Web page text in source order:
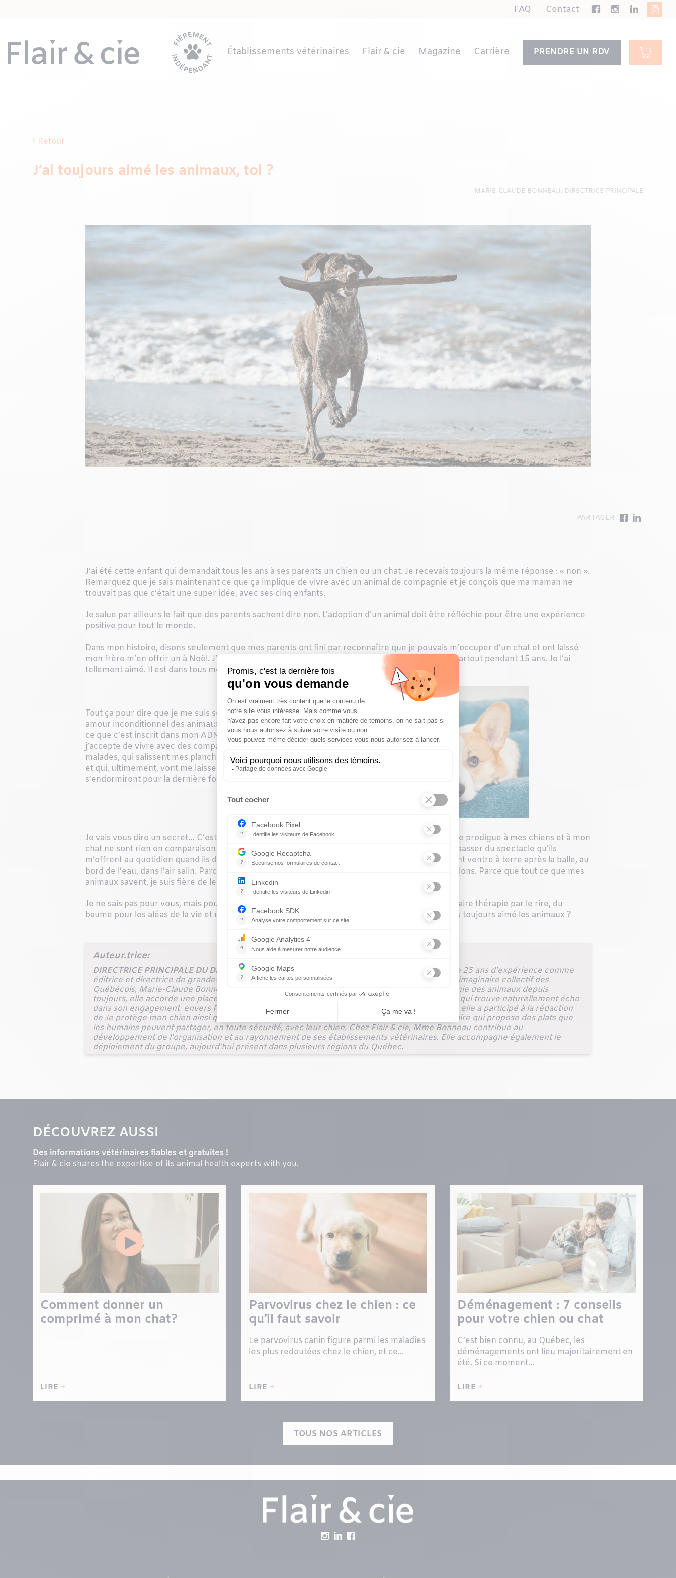
FAQ Contact
Établissements vétérinaires Flair & cie Magazine Carrière PRENDRE UN RDV
Retour
J’ai toujours aimé les animaux, toi ?
MARIE-CLAUDE BONNEAU, DIRECTRICE PRINCIPALE
J’ai été cette enfant qui demandait tous les ans à ses parents un chien ou un chat. Je recevais toujours la même réponse : « non ».
Remarquez que je sais maintenant ce que ça implique de vivre avec un animal de compagnie et je conçois que ma maman ne
trouvait pas que c’était une super idée, avec ses cinq enfants.
Je salue par ailleurs le fait que des parents sachent dire non. L’adoption d’un animal doit être réfléchie pour être une expérience
positive pour tout le monde.
Dans mon histoire, disons seulement que mes parents ont fini par reconnaître que je pouvais m’occuper d’un chat et ont laissé
mon frère m’en offrir un à Noël. J’avais 12 ans. Quelle belle aventure ç’a été! Ce chat m’a suivi partout pendant 15 ans. Je l’ai
tellement aimé. Il est dans tous mes souvenirs entre 12 et 27 ans, imaginez…
Tout ça pour dire que je me suis souvent demandé d’où me venait cet
amour inconditionnel des animaux… Est-ce que je l’ai toujours eu? Est-
ce que c’est inscrit dans mon ADN? Sinon, comment expliquer que
j’accepte de vivre avec des compagnons susceptibles de tomber
malades, qui salissent mes planchers, laissent leurs poils sur mes sofas
et qui, ultimement, vont me laisser le cœur en miettes quand ils
s’endormiront pour la dernière fois?
Je vais vous dire un secret… C’est parce que je suis égoïste! Parce que l’amour et les soins que je prodigue à mes chiens et à mon
chat ne sont rien en comparaison de ce que ceux-ci m’apportent. Parce que je ne peux pas me passer du spectacle qu’ils
m’offrent au quotidien quand ils dorment roulés en boule sur le bout du sofa ou quand ils courent ventre à terre après la balle, au
bord de l’eau, dans l’air salin. Parce que je ne peux pas concevoir ma vie sans un chien sur les talons. Parce que tout ce que mes
animaux savent, je suis fière de le leur avoir appris.
Je ne sais pas pour vous, mais pour moi, tout ça, c’est du bonbon pour mon âme, une extraordinaire thérapie par le rire, du
baume pour les aléas de la vie et une belle façon de ne jamais se sentir seule. Et vous, avez-vous toujours aimé les animaux ?
Auteur.trice:
DIRECTRICE PRINCIPALE DU DÉVELOPPEMENT ET DES COMMUNICATIONS
Forte de plus de 25 ans d'expérience comme
éditrice et directrice de grandes marques qui ont façonné le paysage médiatique et marqué l'imaginaire collectif des
Québécois, Marie-Claude Bonneau met son expertise à profit chez Flair & cie depuis 2021. Amie des animaux depuis
toujours, elle accorde une place toute particulière aux animaux de compagnie, une sensibilité qui trouve naturellement écho
dans son engagement envers Flair & cie. Collaboratrice de longue date de Dre Lucie Hénault, elle a participé à la rédaction
de Je protège mon chienainsi qu'à
, un livre de recettes imaginé par la vétérinaire qui propose des plats que
les humains peuvent partager, en toute sécurité, avec leur chien. Chez Flair & cie, Mme Bonneau contribue au
développement de l'organisation et au rayonnement de ses établissements vétérinaires. Elle accompagne également le
déploiement du groupe, aujourd'hui présent dans plusieurs régions du Québec.
DÉCOUVREZ AUSSI
Des informations vétérinaires fiables et gratuites !
Flair & cie shares the expertise of its animal health experts with you.
Comment donner un
comprimé à mon chat?
LIRE
Parvovirus chez le chien : ce
qu’il faut savoir
Le parvovirus canin figure parmi les maladies
les plus redoutées chez le chien, et ce...
LIRE
Déménagement : 7 conseils
pour votre chien ou chat
C’est bien connu, au Québec, les
déménagements ont lieu majoritairement en
été. Si ce moment...
LIRE
TOUS NOS ARTICLES